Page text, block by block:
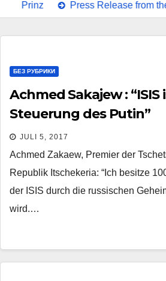
Press Release from the
БЕЗ РУБРИКИ
Achmed Sakajew :
Steuerung des Putin”
JULI 5, 2017
Achmed Zakaew, Premier der
Republik Itschekeria: “Ich besitze
der ISIS durch die russischen
wird.…